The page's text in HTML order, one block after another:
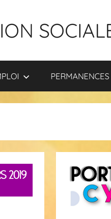
PERMANENCES